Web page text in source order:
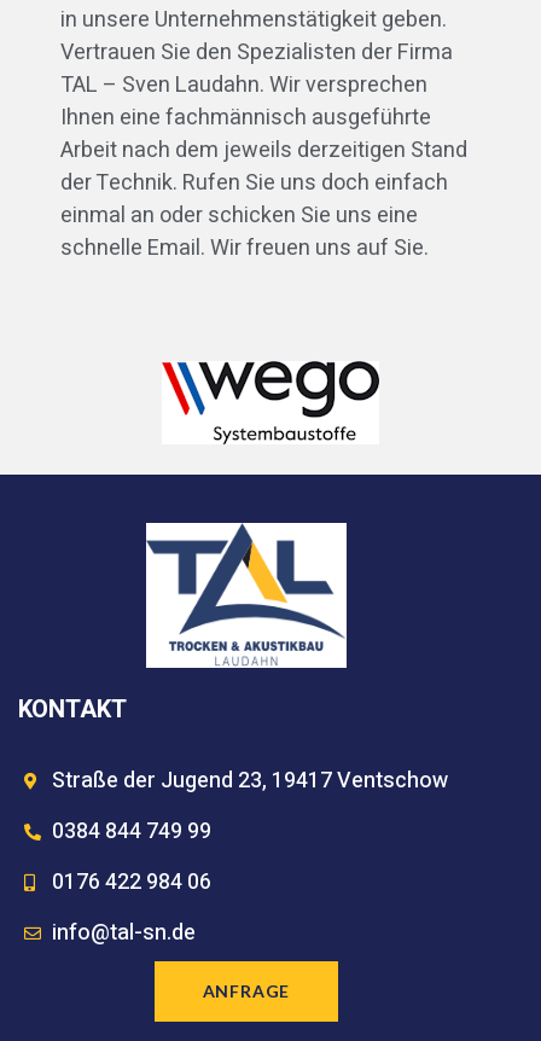
in unsere Unternehmenstätigkeit geben.
Vertrauen Sie den Spezialisten der Firma
TAL – Sven Laudahn. Wir versprechen
Ihnen eine fachmännisch ausgeführte
Arbeit nach dem jeweils derzeitigen Stand
der Technik. Rufen Sie uns doch einfach
einmal an oder schicken Sie uns eine
schnelle Email. Wir freuen uns auf Sie.
KONTAKT
Straße der Jugend 23, 19417 Ventschow
0384 844 749 99
0176 422 984 06
info@tal-sn.de
ANFRAGE